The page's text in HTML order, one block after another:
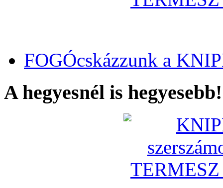
FOGÓcskázzunk a
A hegyesnél is hegyesebb!